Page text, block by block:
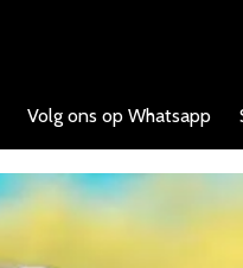
Volg ons op Whatsapp